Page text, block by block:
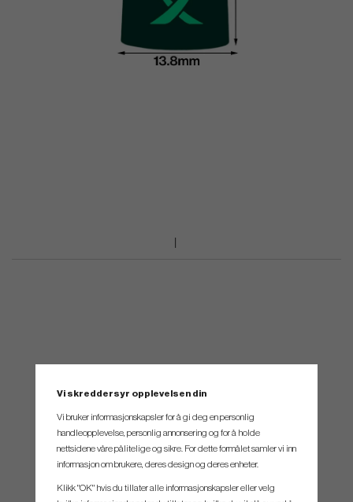
Vi skreddersyr opplevelsen din
Vi bruker informasjonskapsler for å gi deg en personlig
handleopplevelse, personlig annonsering og for å holde
nettsidene våre pålitelige og sikre. For dette formålet samler vi inn
informasjon om brukere, deres design og deres enheter.
Klikk "OK" hvis du tillater alle informasjonskapsler eller velg